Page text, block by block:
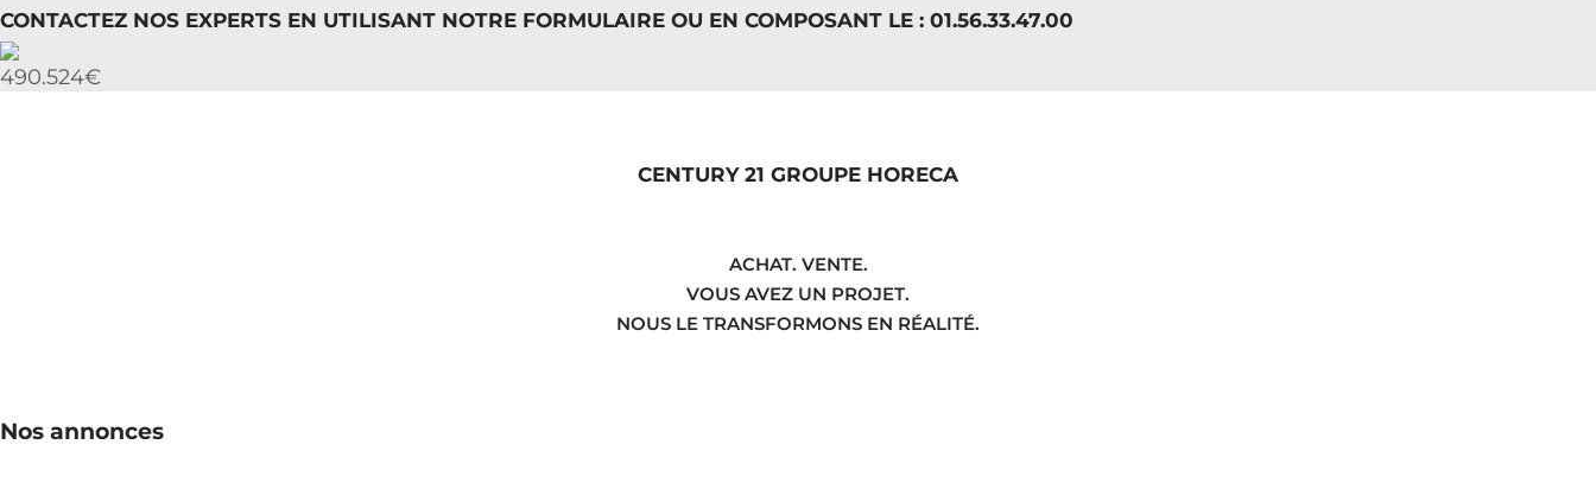
CONTACTEZ NOS EXPERTS EN UTILISANT NOTRE FORMULAIRE OU EN COMPOSANT LE : 01.56.33.47.00
490.524€
CENTURY 21 GROUPE HORECA
ACHAT. VENTE.
VOUS AVEZ UN PROJET.
NOUS LE TRANSFORMONS EN RÉALITÉ.
Nos annonces